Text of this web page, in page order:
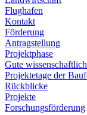
Flughafen
Kontakt
Förderung
Antragstellung
Projektphase
Gute
Projektetage der
Rückblicke
Projekte
Forschungsförderung